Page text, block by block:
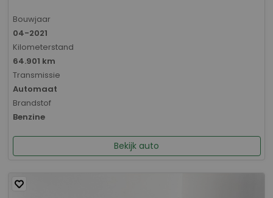
Bouwjaar
04-2021
Kilometerstand
64.901 km
Transmissie
Automaat
Brandstof
Benzine
Bekijk auto